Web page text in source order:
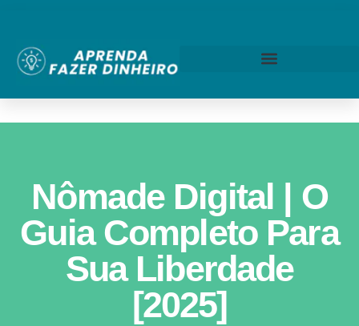
Nômade Digital | O
Guia Completo Para
Sua Liberdade
[2025]